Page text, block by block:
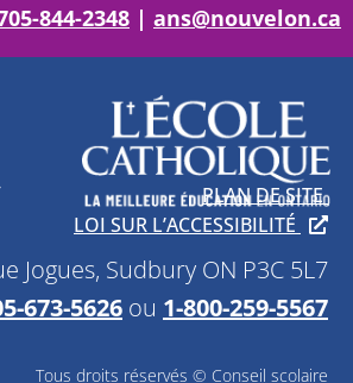
844-2348 | ans@nouvelon.ca
PLAN DE SITE
LOI SUR L’ACCESSIBILITÉ
Jogues, Sudbury ON P3C 5L7
673-5626 ou 1-800-259-5567
Tous droits réservés © Conseil scolaire